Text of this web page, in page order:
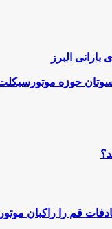
البرز
حوزه